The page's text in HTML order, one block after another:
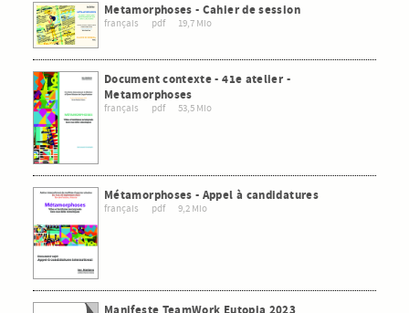
Metamorphoses - Cahier de session
français pdf 19,7 Mio
Document contexte - 41e atelier -
Metamorphoses
français pdf 53,5 Mio
Métamorphoses - Appel à candidatures
français pdf 9,2 Mio
Manifeste TeamWork Eutopia 2023